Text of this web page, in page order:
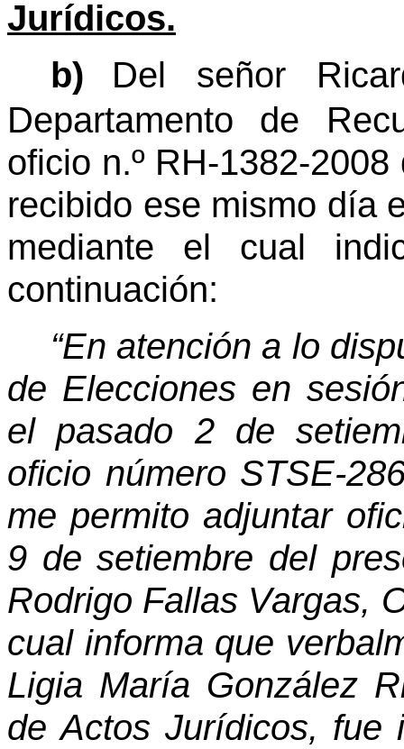
Jurídicos.
b)
Del señor
Departamento de
oficio n.º RH-1382-
recibido ese mismo día
mediante el cual
continuación:
“En atención a lo
de Elecciones en
el pasado 2 de
oficio número STSE-
me permito adjuntar
9 de setiembre del
Rodrigo Fallas Vargas,
cual informa que
Ligia María González
de Actos Jurídicos, fue